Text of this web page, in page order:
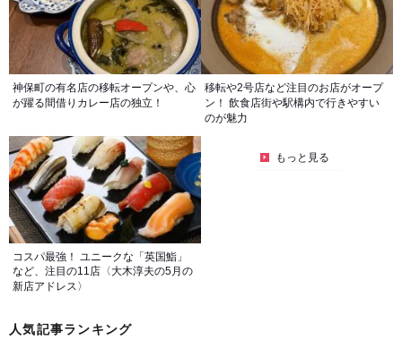
神保町の有名店の移転オープンや、心
が躍る間借りカレー店の独立！
移転や2号店など注目のお店がオープ
ン！ 飲食店街や駅構内で行きやすい
のが魅力
コスパ最強！ ユニークな「英国鮨」
など、注目の11店〈大木淳夫の5月の
新店アドレス〉
もっと見る
人気記事ランキング